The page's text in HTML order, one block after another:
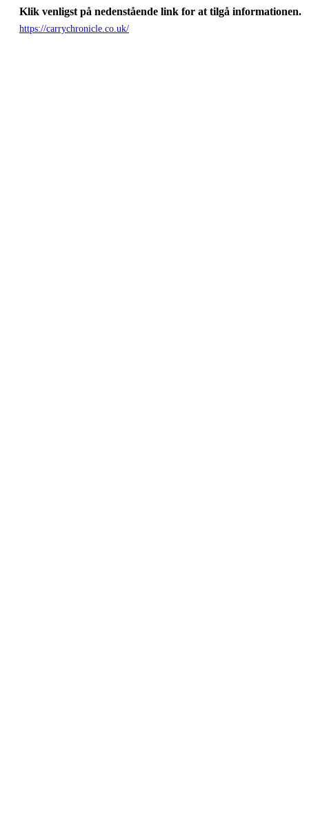
Klik venligst på nedenstående link for at tilgå informationen.
https://carrychronicle.co.uk/